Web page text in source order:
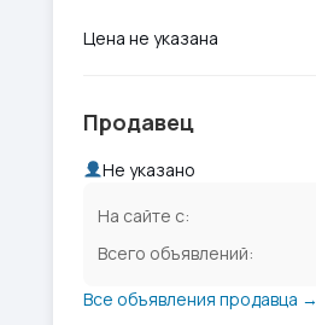
Цена не указана
Продавец
Не указано
На сайте с:
Всего объявлений:
Все объявления продавца →